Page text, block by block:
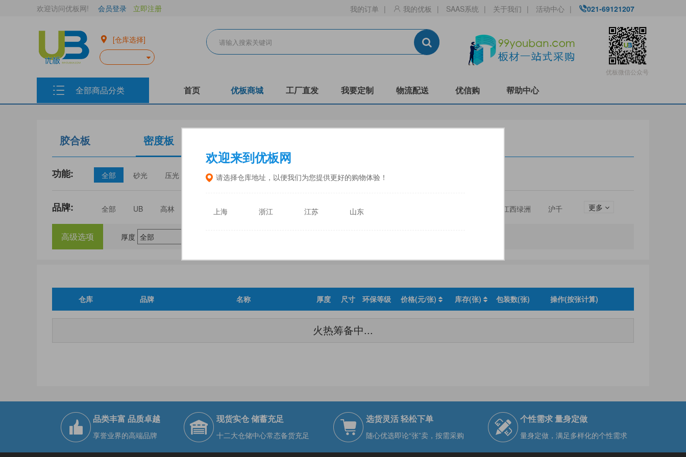
欢迎来到优板网
请选择仓库地址，以便我们为您提供更好的购物体验！
上海 浙江 江苏 山东
欢迎访问优板网! 会员登录 立即注册 我的订单 | 我的优板 | SAAS系统 | 关于我们 | 活动中心 | 021-69121207
[仓库选择]
优板微信公众号
全部商品分类 首页 优板商城 工厂直发 我要定制 物流配送 优信购 帮助中心
胶合板 密度板
功能: 全部 砂光 压光 家具 门板 镂铣 非标 阻燃B1-C 防潮
品牌: 全部 UB 高林 中福 佳诺威 佳诺威薄板 永林蓝豹 江西绿洲
沪千
三威
建瓯福人
更多
高级选项 厚度
仓库 品牌 名称 厚度 尺寸 环保等级 价格(元/张) 库存(张) 包装数(张) 操作(按张计算)
火热筹备中...
品类丰富 品质卓越
享誉业界的高端品牌
现货实仓 储蓄充足
十二大仓储中心常态备货充足
选货灵活 轻松下单
随心优选即论“张”卖，按需采购
个性需求 量身定做
量身定做，满足多样化的个性需求